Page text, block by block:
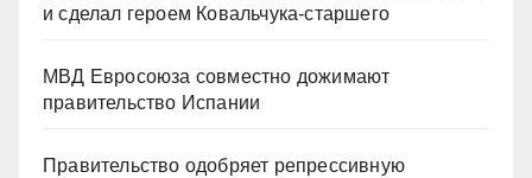
и сделал героем Ковальчука-старшего
МВД Евросоюза совместно дожимают
правительство Испании
Правительство одобряет репрессивную